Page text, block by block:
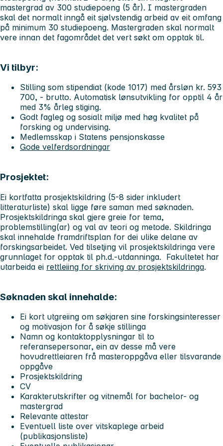
mastergrad av 300 studiepoeng (5 år). I mastergraden
skal det normalt inngå eit sjølvstendig arbeid av eit omfang
på minimum 30 studiepoeng. Mastergraden skal normalt
vere innan det fagområdet det vert søkt om opptak til.
Vi tilbyr:
Stilling som stipendiat (kode 1017) med årsløn kr. 593
700, - brutto. Automatisk lønsutvikling for opptil 4 år
med 3% årleg stiging.
Godt fagleg og sosialt miljø med høg kvalitet på
forsking og undervising.
Medlemsskap i Statens pensjonskasse
Gode velferdsordningar
Prosjektet:
Ei kortfatta prosjektskildring (5-8 sider inkludert
litteraturliste) skal ligge føre saman med søknaden.
Prosjektskildringa skal gjere greie for tema,
problemstilling(ar) og val av teori og metode. Skildringa
skal innehalde framdriftsplan for dei ulike delane av
forskingsarbeidet. Ved tilsetjing vil prosjektskildringa vere
grunnlaget for opptak til ph.d.-utdanninga. Fakultetet har
utarbeida ei rettleiing for skriving av prosjektskildringa.
Søknaden skal innehalde:
Ei kort utgreiing om søkjaren sine forskingsinteresser
og motivasjon for å søkje stillinga
Namn og kontaktopplysningar til to
referansepersonar, ein av desse må vere
hovudrettleiaren frå masteroppgåva eller tilsvarande
oppgåve
Prosjektskildring
CV
Karakterutskrifter og vitnemål for bachelor- og
mastergrad
Relevante attestar
Eventuell liste over vitskaplege arbeid
(publikasjonsliste)